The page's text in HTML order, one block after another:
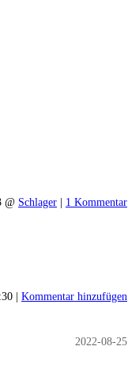
@ Schlager | 1 Kommentar
| Kommentar hinzufügen
2022-08-25